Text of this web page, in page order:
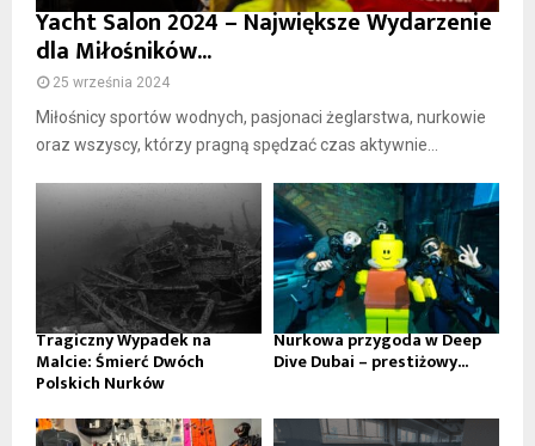
Yacht Salon 2024 – Największe Wydarzenie
dla Miłośników...
25 września 2024
Miłośnicy sportów wodnych, pasjonaci żeglarstwa, nurkowie
oraz wszyscy, którzy pragną spędzać czas aktywnie...
Tragiczny Wypadek na
Malcie: Śmierć Dwóch
Polskich Nurków
Nurkowa przygoda w Deep
Dive Dubai – prestiżowy...